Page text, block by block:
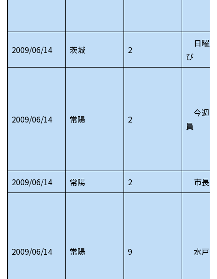
2009/06/14 茨城 2
日曜
び
2009/06/14 常陽 2
今週
員
2009/06/14 常陽 2 市長
2009/06/14 常陽 9 水戸